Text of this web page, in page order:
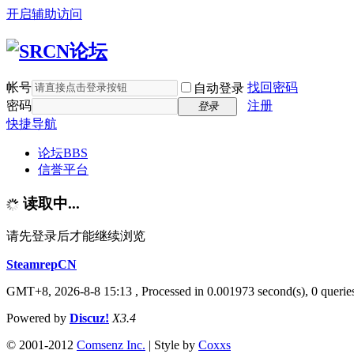
开启辅助访问
帐号 自动登录 找回密码
密码
登录
注册
快捷导航
论坛BBS
信誉平台
读取中...
请先登录后才能继续浏览
SteamrepCN
GMT+8, 2026-8-8 15:13 , Processed in 0.001973 second(s), 0
Powered by Discuz! X3.4
© 2001-2012 Comsenz Inc. | Style by Coxxs